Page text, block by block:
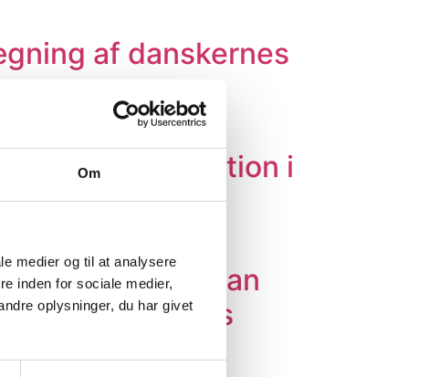
Om
medier og til at analysere
inden for sociale medier,
oplysninger, du har givet
af danskernes
som motivation i
og om, hvordan
sig til stress